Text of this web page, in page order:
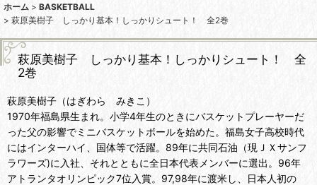
ホーム > BASKETBALL
> 萩原美樹子 しっかり基本！しっかりシュート！ 全2巻
萩原美樹子 しっかり基本！しっかりシュート！ 全
2巻
萩原美樹子（はぎわら みきこ）
1970年福島県生まれ。小学4年生のときにバスケットプレーヤーだ
った父の影響でミニバスケットボールを始めた。福島女子高校時代
にはインターハイ、国体等で活躍。89年に共同石油（現ＪＸサンフ
ラワーズ)に入社、それとともに全日本代表メンバーに選出。96年
アトランタオリンピック7位入賞。97,98年に渡米し、日本人初の